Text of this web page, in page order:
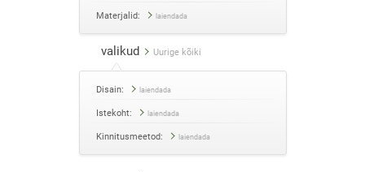
Materjalid: laiendada
valikud Uurige kõiki
Disain: laiendada
Istekoht: laiendada
Kinnitusmeetod: laiendada